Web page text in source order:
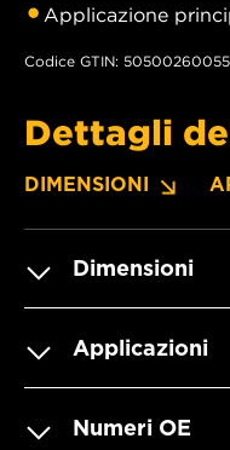
Applicazione
Codice GTIN:
Dettagli
DIMENSIONI
Dimensioni
Applicazioni
Numeri OE